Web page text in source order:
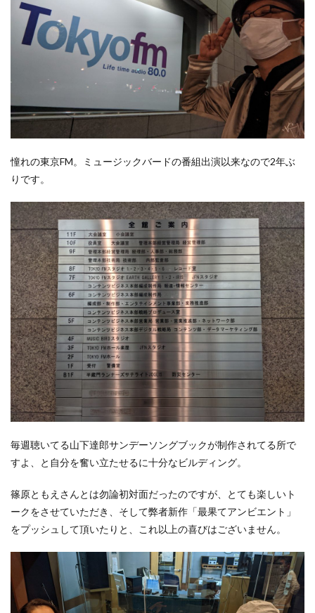
憧れの東京FM。ミュージックバードの番組出演以来なので2年ぶ
りです。
毎週聴いてる山下達郎サンデーソングブックが制作されてる所で
すよ、と自分を奮い立たせるに十分なビルディング。
篠原ともえさんとは勿論初対面だったのですが、とても楽しいト
ークをさせていただき、そして弊者新作「最果てアンビエント」
をプッシュして頂いたりと、これ以上の喜びはございません。